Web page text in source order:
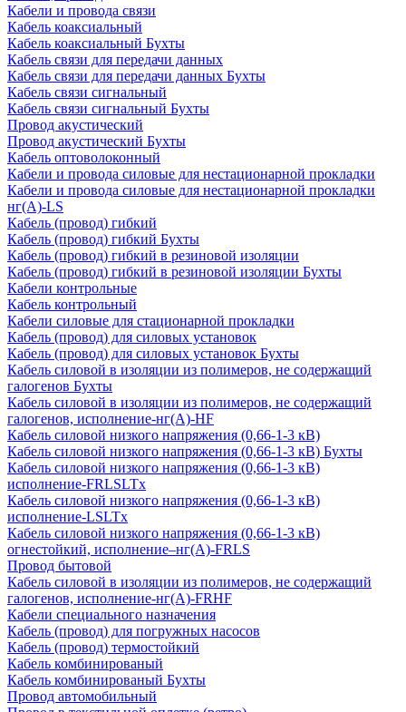
Кабели и провода связи
Кабель коаксиальный
Кабель коаксиальный Бухты
Кабель связи для передачи данных
Кабель связи для передачи данных Бухты
Кабель связи сигнальный
Кабель связи сигнальный Бухты
Провод акустический
Провод акустический Бухты
Кабель оптоволоконный
Кабели и провода силовые для нестационарной прокладки
Кабели и провода силовые для нестационарной прокладки
нг(А)-LS
Кабель (провод) гибкий
Кабель (провод) гибкий Бухты
Кабель (провод) гибкий в резиновой изоляции
Кабель (провод) гибкий в резиновой изоляции Бухты
Кабели контрольные
Кабель контрольный
Кабели силовые для стационарной прокладки
Кабель (провод) для силовых установок
Кабель (провод) для силовых установок Бухты
Кабель силовой в изоляции из полимеров, не содержащий
галогенов Бухты
Кабель силовой в изоляции из полимеров, не содержащий
галогенов, исполнение-нг(А)-HF
Кабель силовой низкого напряжения (0,66-1-3 кВ)
Кабель силовой низкого напряжения (0,66-1-3 кВ) Бухты
Кабель силовой низкого напряжения (0,66-1-3 кВ)
исполнение-FRLSLTx
Кабель силовой низкого напряжения (0,66-1-3 кВ)
исполнение-LSLTx
Кабель силовой низкого напряжения (0,66-1-3 кВ)
огнестойкий, исполнение–нг(А)-FRLS
Провод бытовой
Кабель силовой в изоляции из полимеров, не содержащий
галогенов, исполнение-нг(А)-FRHF
Кабели специального назначения
Кабель (провод) для погружных насосов
Кабель (провод) термостойкий
Кабель комбинированый
Кабель комбинированый Бухты
Провод автомобильный